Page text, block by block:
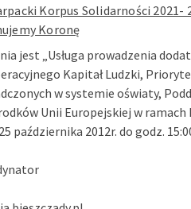
Korpus Solidarności 2021-
Koronę
jest „Usługa prowadzenia
Kapitał Ludzki,
w systemie oświaty,
Unii Europejskiej w
października 2012r. do godz.